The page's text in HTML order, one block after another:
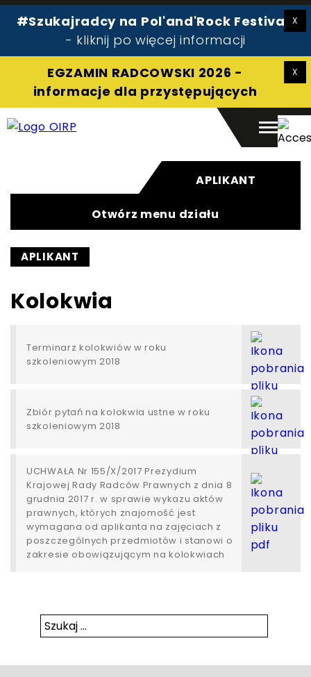
#Szukajradcy na Pol'and'Rock Festival!
- kliknij po więcej informacji
EGZAMIN RADCOWSKI 2026 -
informacje dla przystępujących
APLIKANT
Otwórz menu działu
APLIKANT
Kolokwia
Terminarz kolokwiów w roku
szkoleniowym 2018
Zbiór pytań na kolokwia ustne w roku
szkoleniowym 2018
UCHWAŁA Nr 155/X/2017 Prezydium
Krajowej Rady Radców Prawnych z dnia 8
grudnia 2017 r. w sprawie wykazu aktów
prawnych, których znajomość jest
wymagana od aplikanta na zajęciach z
poszczególnych przedmiotów i stanowi o
zakresie obowiązującym na kolokwiach
Szukaj:
Radca prawny
Pomoc prawna
O izbie
Aplikant
Kontakt
Szukaj